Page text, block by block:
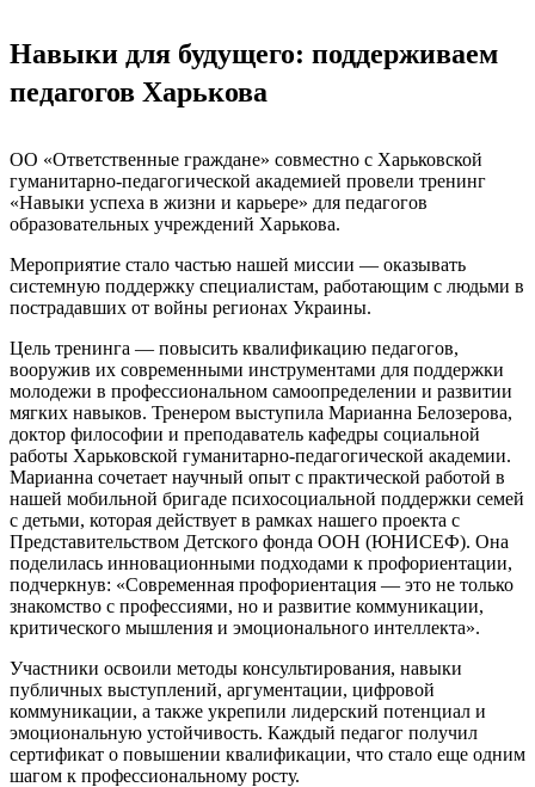
Навыки для будущего: поддерживаем
педагогов Харькова
ОО «Ответственные граждане» совместно с Харьковской
гуманитарно-педагогической академией провели тренинг
«Навыки успеха в жизни и карьере» для педагогов
образовательных учреждений Харькова.
Мероприятие стало частью нашей миссии — оказывать
системную поддержку специалистам, работающим с людьми в
пострадавших от войны регионах Украины.
Цель тренинга — повысить квалификацию педагогов,
вооружив их современными инструментами для поддержки
молодежи в профессиональном самоопределении и развитии
мягких навыков. Тренером выступила Марианна Белозерова,
доктор философии и преподаватель кафедры социальной
работы Харьковской гуманитарно-педагогической академии.
Марианна сочетает научный опыт с практической работой в
нашей мобильной бригаде психосоциальной поддержки семей
с детьми, которая действует в рамках нашего проекта с
Представительством Детского фонда ООН (ЮНИСЕФ). Она
поделилась инновационными подходами к профориентации,
подчеркнув: «Современная профориентация — это не только
знакомство с профессиями, но и развитие коммуникации,
критического мышления и эмоционального интеллекта».
Участники освоили методы консультирования, навыки
публичных выступлений, аргументации, цифровой
коммуникации, а также укрепили лидерский потенциал и
эмоциональную устойчивость. Каждый педагог получил
сертификат о повышении квалификации, что стало еще одним
шагом к профессиональному росту.